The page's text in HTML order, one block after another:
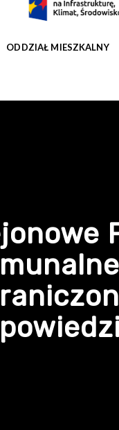
ODDZIAŁ MIESZKALNY